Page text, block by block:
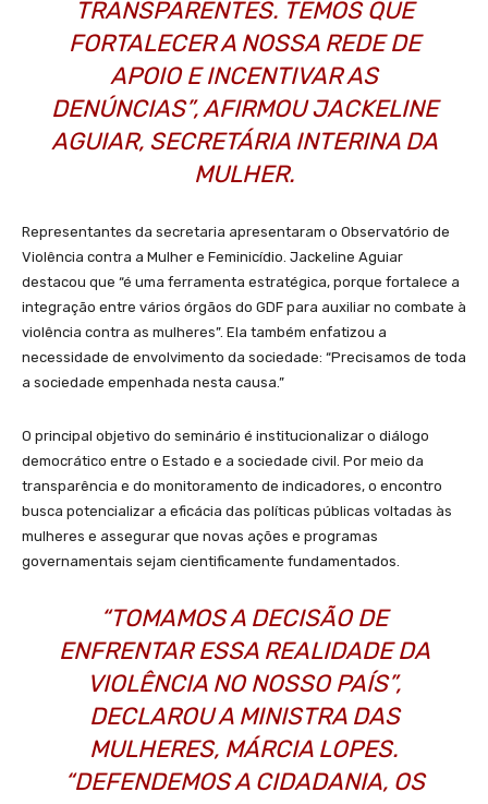
TRANSPARENTES. TEMOS QUE
FORTALECER A NOSSA REDE DE
APOIO E INCENTIVAR AS
DENÚNCIAS”, AFIRMOU JACKELINE
AGUIAR, SECRETÁRIA INTERINA DA
MULHER.
Representantes da secretaria apresentaram o Observatório de
Violência contra a Mulher e Feminicídio. Jackeline Aguiar
destacou que “é uma ferramenta estratégica, porque fortalece a
integração entre vários órgãos do GDF para auxiliar no combate à
violência contra as mulheres”. Ela também enfatizou a
necessidade de envolvimento da sociedade: “Precisamos de toda
a sociedade empenhada nesta causa.”
O principal objetivo do seminário é institucionalizar o diálogo
democrático entre o Estado e a sociedade civil. Por meio da
transparência e do monitoramento de indicadores, o encontro
busca potencializar a eficácia das políticas públicas voltadas às
mulheres e assegurar que novas ações e programas
governamentais sejam cientificamente fundamentados.
“TOMAMOS A DECISÃO DE
ENFRENTAR ESSA REALIDADE DA
VIOLÊNCIA NO NOSSO PAÍS”,
DECLAROU A MINISTRA DAS
MULHERES, MÁRCIA LOPES.
“DEFENDEMOS A CIDADANIA, OS